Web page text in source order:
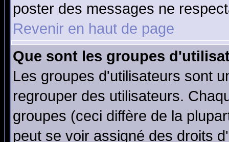
poster des messages ne
Revenir en haut de page
Que sont les groupes
Les groupes d'utilisateurs sont
regrouper des utilisateurs.
groupes (ceci diffère de la
peut se voir assigné des droits